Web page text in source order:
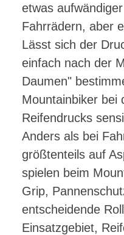
etwas
Fahrrädern, aber
Lässt sich der
einfach nach der
Daumen"
Mountainbiker bei
Reifendrucks
Anders als bei
größtenteils auf
spielen beim
Grip,
entscheidende
Einsatzgebiet,